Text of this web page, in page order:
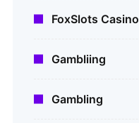
FoxSlots Casino
Gambliing
Gambling